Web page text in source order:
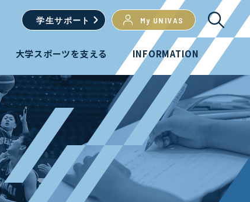
学生サポート My UNIVAS
大学スポーツを支える INFORMATION